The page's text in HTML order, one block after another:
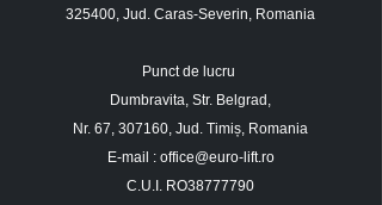
325400, Jud. Caras-Severin, Romania
Punct de lucru
Dumbravita, Str. Belgrad,
Nr. 67, 307160, Jud. Timiș, Romania
E-mail : office@euro-lift.ro
C.U.I. RO38777790